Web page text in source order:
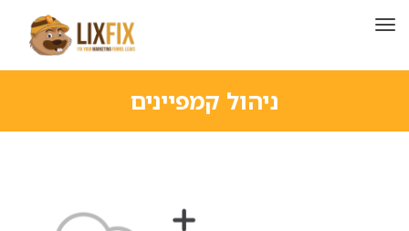
תפריט
ניהול קמפיינים